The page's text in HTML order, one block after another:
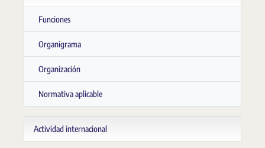
Funciones
Organigrama
Organización
Normativa aplicable
Actividad internacional